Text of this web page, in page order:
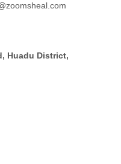
Huadu District,